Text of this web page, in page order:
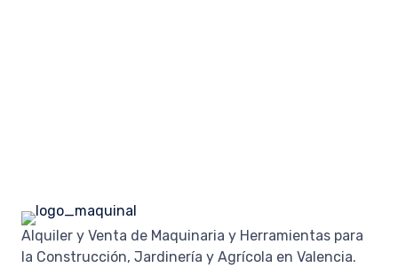
Alquiler y Venta de Maquinaria y Herramientas para
la Construcción, Jardinería y Agrícola en Valencia.